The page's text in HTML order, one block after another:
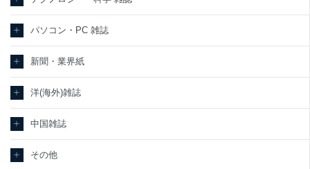
パソコン・PC 雑誌
新聞・業界紙
洋(海外)雑誌
中国雑誌
その他